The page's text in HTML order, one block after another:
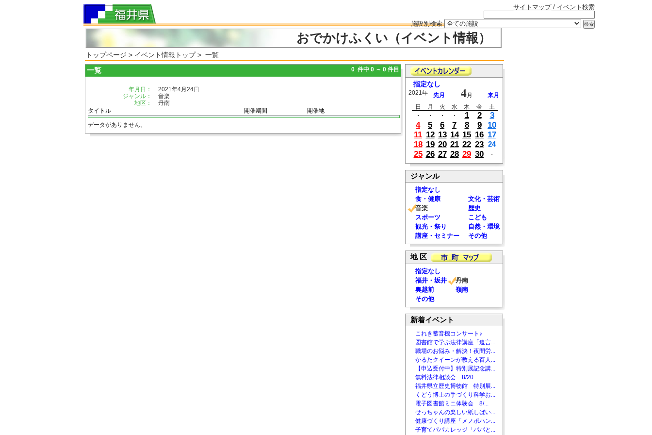
サイトマップ/ イベント検索
施設別検索
おでかけふくい（イベント情報）
トップページ > イベント情報トップ> 一覧
一覧 0 件中 0 ～ 0 件目
年月日：
2021年4月24日
ジャンル：
音楽
地区：
丹南
タイトル
開催期間 開催地
データがありません。
指定なし
2021年 先月 4月
来月
日
月 火 水 木 金
土
・
・ ・ ・ 1 2
3
4
5 6 7 8 9
10
11 12 13 14 15 16 17
18 19 20 21 22 23 24
25 26 27 28 29 30 ・
ジャンル
指定なし
食・健康
文化・芸術
音楽
歴史
スポーツ
こども
観光・祭り
自然・環境
講座・セミナー
その他
地 区
指定なし
福井・坂井
丹南
奥越前
嶺南
その他
新着イベント
これき蓄音機コンサート♪
図書館で学ぶ法律講座「遺言...
職場のお悩み・解決！夜間労...
かるたクイーンが教える百人...
【申込受付中】特別展記念講...
無料法律相談会 8/20
福井県立歴史博物館 特別展...
くどう博士の手づくり科学お...
電子図書館ミニ体験会 8/...
せっちゃんの楽しい紙しばい...
健康づくり講座「メノポハン...
子育てパパカレッジ「パパと...